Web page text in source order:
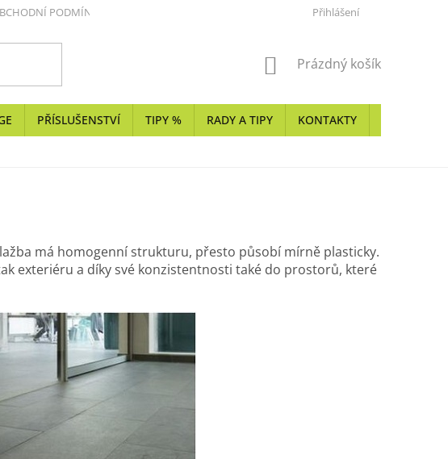
PODMÍNKY REALIZÁTOŘI Z PŘÍRODNÍHO KAMENE,
Přihlášení
NÁKUPNÍ
Prázdný košík
PŘÍSLUŠENSTVÍ TIPY % RADY A TIPY KONTAKTY
má homogenní strukturu, přesto působí mírně plasticky.
exteriéru a díky své konzistentnosti také do prostorů, které